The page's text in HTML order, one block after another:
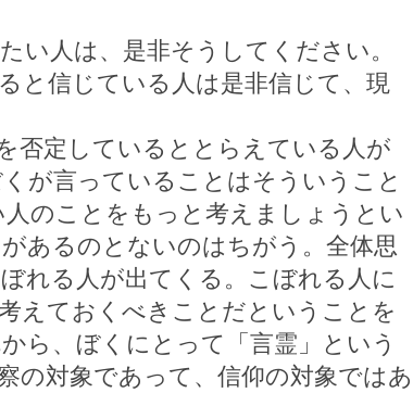
い人は、是非そうしてください。
と信じている人は是非信じて、現
否定しているととらえている人が
が言っていることはそういうこと
のことをもっと考えましょうとい
あるのとないのはちがう。全体思
れる人が出てくる。こぼれる人に
えておくべきことだということを
ら、ぼくにとって「言霊」という
の対象であって、信仰の対象ではあ